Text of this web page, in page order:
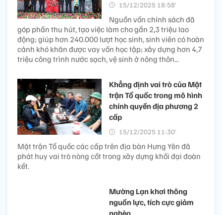
15/12/2025 18:58’
Nguồn vốn chính sách đã
góp phần thu hút, tạo việc làm cho gần 2,3 triệu lao
động; giúp hơn 240.000 lượt học sinh, sinh viên có hoàn
cảnh khó khăn được vay vốn học tập; xây dựng hơn 4,7
triệu công trình nước sạch, vệ sinh ở nông thôn...
Khẳng định vai trò của Mặt
trận Tổ quốc trong mô hình
chính quyền địa phương 2
cấp
15/12/2025 11:30’
Mặt trận Tổ quốc các cấp trên địa bàn Hưng Yên đã
phát huy vai trò nòng cốt trong xây dựng khối đại đoàn
kết.
Mường Lạn khơi thông
nguồn lực, tích cực giảm
nghèo